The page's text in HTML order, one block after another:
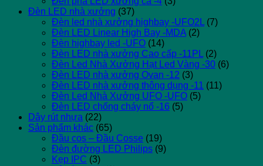
Đèn LED nhà xưởng (37)
Đèn led nhà xưởng highbay -UFO2L (7)
Đèn LED Linear High Bay -MDA (2)
Đèn highbay led -UFO (14)
Đèn LED nhà xưởng Cao cấp -11PL (2)
Đèn Led Nhà Xưởng Hạt Led Vàng -30 (6)
Đèn LED nhà xưởng Ovan -12 (3)
Đèn LED nhà xưởng thông dụng -11 (11)
Đèn Led Nhà Xưởng UFO -UFO (5)
Đèn LED chống cháy nổ -16 (5)
Dây rút nhựa (22)
Sản phẩm khác (65)
Đầu cos – Đầu Cosse (19)
Đèn đường LED Philips (9)
Kẹp IPC (3)